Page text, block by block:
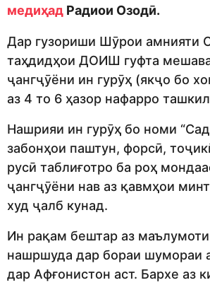
медиҳад Радиои Озодӣ.
Дар гузориши Шӯрои амнияти
таҳдидҳои ДОИШ гуфта
ҷангҷӯёни ин гурӯҳ (якҷо бо
аз 4 то 6 ҳазор нафарро
Нашрияи ин гурӯҳ бо номи
забонҳои паштун, форсӣ,
русӣ таблиғотро ба роҳ
ҷангҷӯёни нав аз қавмҳои
худ ҷалб кунад.
Ин рақам бештар аз
нашршуда дар бораи шумораи
дар Афғонистон аст. Бархе аз